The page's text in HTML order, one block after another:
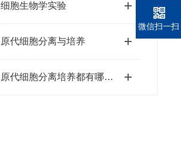
细胞生物学实验
原代细胞分离与培养
原代细胞分离培养都有哪些作用？
微信扫一扫